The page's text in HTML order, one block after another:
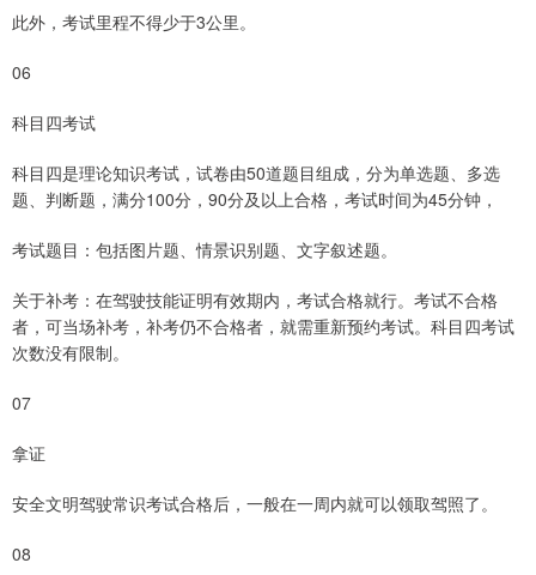
此外，考试里程不得少于3公里。
06
科目四考试
科目四是理论知识考试，试卷由50道题目组成，分为单选题、多选
题、判断题，满分100分，90分及以上合格，考试时间为45分钟，
考试题目：包括图片题、情景识别题、文字叙述题。
关于补考：在驾驶技能证明有效期内，考试合格就行。考试不合格
者，可当场补考，补考仍不合格者，就需重新预约考试。科目四考试
次数没有限制。
07
拿证
安全文明驾驶常识考试合格后，一般在一周内就可以领取驾照了。
08